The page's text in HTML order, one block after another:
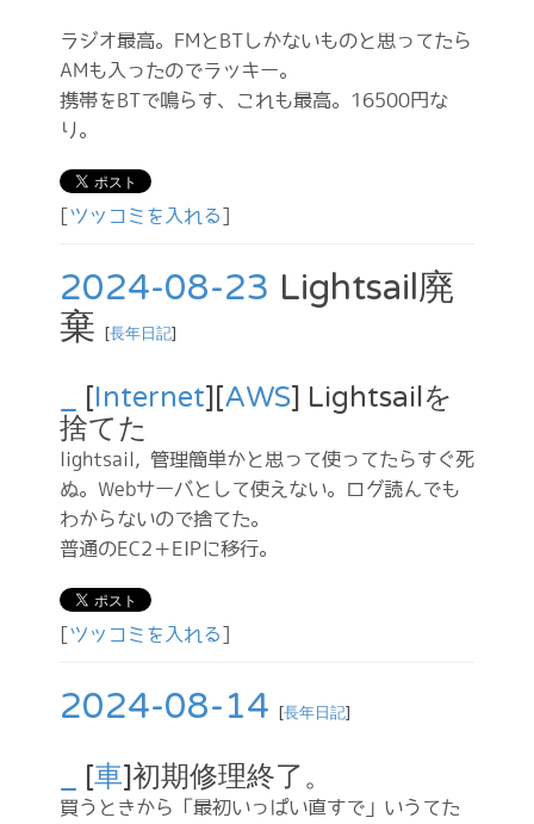
ラジオ最高。FMとBTしかないものと思ってたら
AMも入ったのでラッキー。
携帯をBTで鳴らす、これも最高。16500円な
り。
ツッコミを入れる
2024-08-23 Lightsail廃
棄
[長年日記]
[Internet][AWS] Lightsailを
捨てた
lightsail, 管理簡単かと思って使ってたらすぐ死
ぬ。Webサーバとして使えない。ログ読んでも
わからないので捨てた。
普通のEC2＋EIPに移行。
ツッコミを入れる
2024-08-14 [長年日記]
[車]初期修理終了。
買うときから「最初いっぱい直すで」いうてた